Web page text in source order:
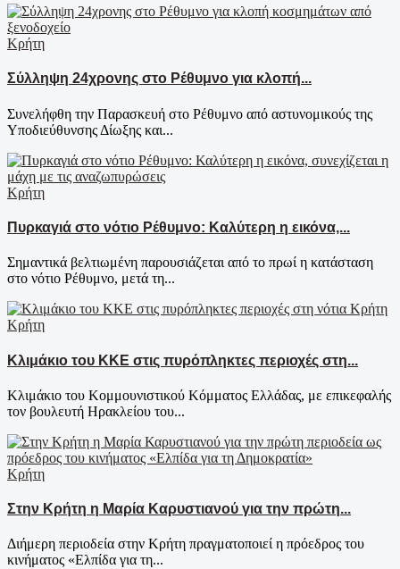
Κρήτη
Σύλληψη 24χρονης στο Ρέθυμνο για κλοπή...
Συνελήφθη την Παρασκευή στο Ρέθυμνο από αστυνομικούς της
Υποδιεύθυνσης Δίωξης και...
Κρήτη
Πυρκαγιά στο νότιο Ρέθυμνο: Καλύτερη η εικόνα,...
Σημαντικά βελτιωμένη παρουσιάζεται από το πρωί η κατάσταση
στο νότιο Ρέθυμνο, μετά τη...
Κρήτη
Κλιμάκιο του ΚΚΕ στις πυρόπληκτες περιοχές στη...
Κλιμάκιο του Κομμουνιστικού Κόμματος Ελλάδας, με επικεφαλής
τον βουλευτή Ηρακλείου του...
Κρήτη
Στην Κρήτη η Μαρία Καρυστιανού για την πρώτη...
Διήμερη περιοδεία στην Κρήτη πραγματοποιεί η πρόεδρος του
κινήματος «Ελπίδα για τη...